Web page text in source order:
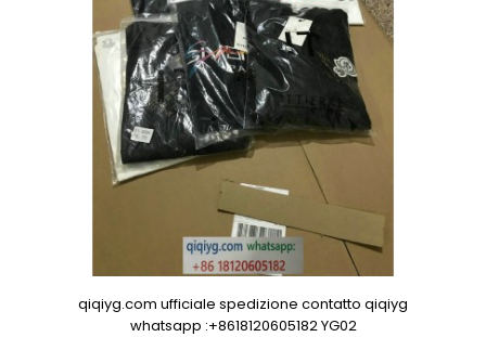
qiqiyg.com ufficiale spedizione contatto qiqiyg
whatsapp :+8618120605182 YG02